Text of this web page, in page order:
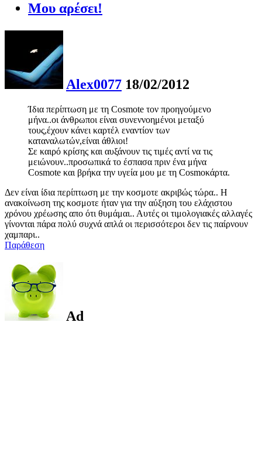
Μου αρέσει!
Alex0077 18/02/2012
Ίδια περίπτωση με τη Cosmote τον προηγούμενο
μήνα..οι άνθρωποι είναι συνεννοημένοι μεταξύ
τους,έχουν κάνει καρτέλ εναντίον των
καταναλωτών,είναι άθλιοι!
Σε καιρό κρίσης και αυξάνουν τις τιμές αντί να τις
μειώνουν..προσωπικά το έσπασα πριν ένα μήνα
Cosmote και βρήκα την υγεία μου με τη Cosmoκάρτα.
Δεν είναι ίδια περίπτωση με την κοσμοτε ακριβώς τώρα.. Η
ανακοίνωση της κοσμοτε ήταν για την αύξηση του ελάχιστου
χρόνου χρέωσης απο ότι θυμάμαι.. Αυτές οι τιμολογιακές αλλαγές
γίνονται πάρα πολύ συχνά απλά οι περισσότεροι δεν τις παίρνουν
χαμπαρι..
Παράθεση
Ad